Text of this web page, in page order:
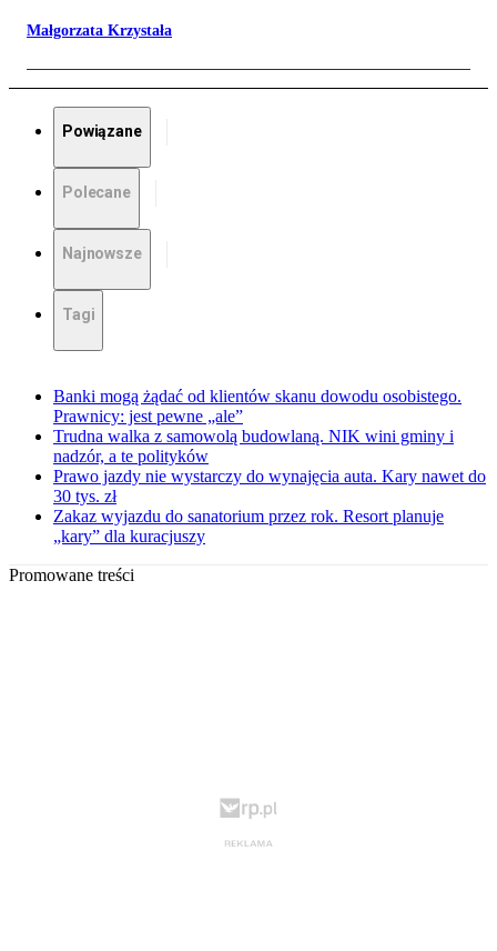
Małgorzata Krzystała
Powiązane
Polecane
Najnowsze
Tagi
Banki mogą żądać od klientów skanu dowodu osobistego.
Prawnicy: jest pewne „ale”
Trudna walka z samowolą budowlaną. NIK wini gminy i
nadzór, a te polityków
Prawo jazdy nie wystarczy do wynajęcia auta. Kary nawet do
30 tys. zł
Zakaz wyjazdu do sanatorium przez rok. Resort planuje
„kary” dla kuracjuszy
Promowane treści